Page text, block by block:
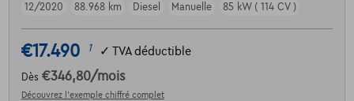
12/2020
88.968 km Diesel Manuelle 85 kW ( 114 CV )
€17.490 1 ✓ TVA déductible
Dès €346,80/mois
Découvrez l’exemple chiffré complet